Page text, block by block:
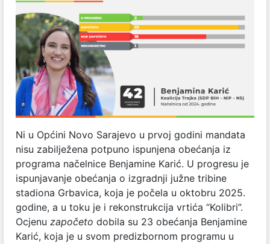
Ni u Općini Novo Sarajevo u prvoj godini mandata
nisu zabilježena potpuno ispunjena obećanja iz
programa načelnice Benjamine Karić. U progresu je
ispunjavanje obećanja o izgradnji južne tribine
stadiona Grbavica, koja je počela u oktobru 2025.
godine, a u toku je i rekonstrukcija vrtića “Kolibri”.
Ocjenu započeto dobila su 23 obećanja Benjamine
Karić, koja je u svom predizbornom programu u